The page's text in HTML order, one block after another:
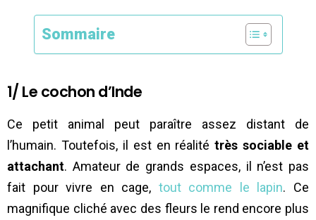
Sommaire
1/ Le cochon d’Inde
Ce petit animal peut paraître assez distant de
l’humain. Toutefois, il est en réalitétrès sociable et
attachant. Amateur de grands espaces, il n’est pas
fait pour vivre en cage, tout comme le lapin. Ce
magnifique cliché avec des fleurs le rend encore plus